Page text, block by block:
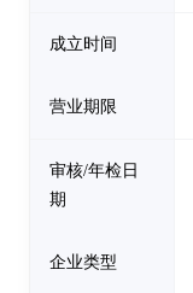
成立时间
营业期限
审核/年检日
期
企业类型